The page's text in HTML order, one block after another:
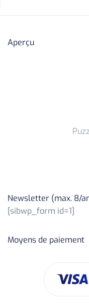
Aperçu
Newsletter (max. 8/
[sibwp_form id=1]
Moyens de paiement